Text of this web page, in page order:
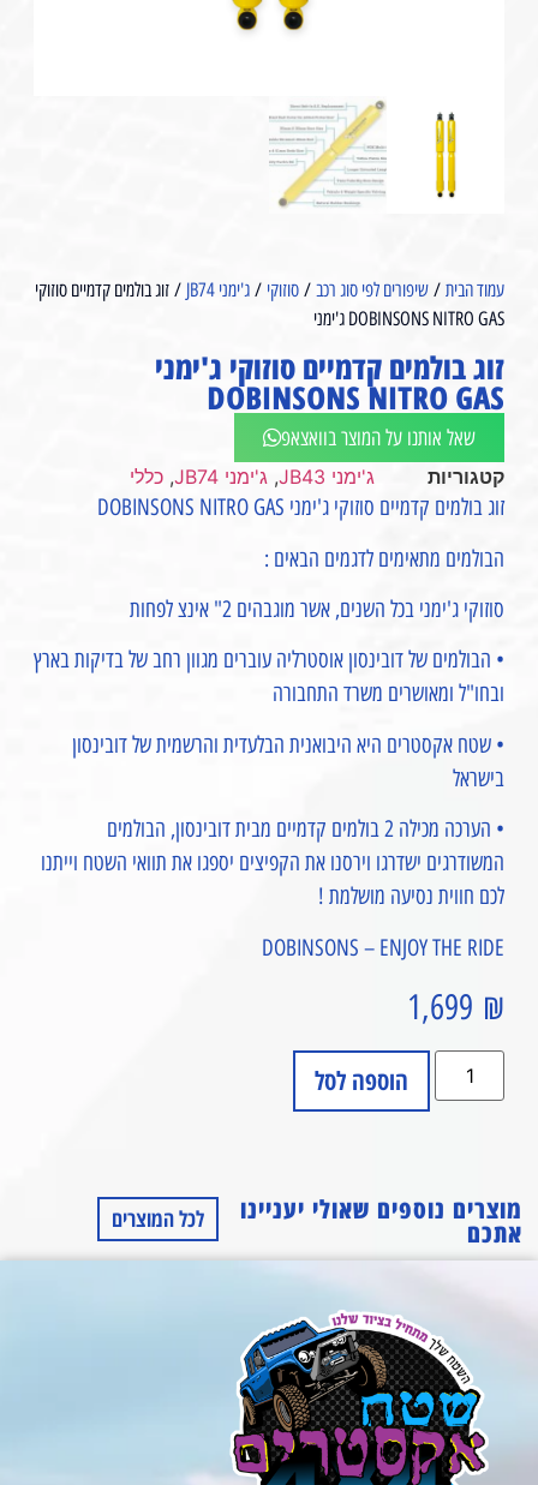
עמוד הבית/ שיפורים לפי סוג רכב/ סוזוקי / ג'ימני JB74
/ ⁦זוג בולמים קדמיים סוזוקי
ג'ימני DOBINSONS NITRO GAS⁩⁩⁩
⁦זוג בולמים קדמיים סוזוקי ג'ימני
DOBINSONS NITRO GAS⁩⁩⁩
שאל אותנו על המוצר בוואצאפ
קטגוריות ג'ימני JB43 , ג'ימני JB74 , כללי
זוג בולמים קדמיים סוזוקי ג'ימני DOBINSONS NITRO GAS⁩⁩⁩
הבולמים מתאימים לדגמים הבאים :
סוזוקי ג'ימני בכל השנים, אשר מוגבהים 2" אינצ לפחות
• הבולמים של דובינסון אוסטרליה עוברים מגוון רחב של בדיקות בארץ
ובחו"ל ומאושרים משרד התחבורה
• שטח אקסטרים היא היבואנית הבלעדית והרשמית של דובינסון
בישראל
• הערכה מכילה 2 בולמים קדמיים מבית דובינסון, הבולמים
המשודרגים ישדרגו וירסנו את הקפיצים יספגו את תוואי השטח וייתנו
לכם חווית נסיעה מושלמת !
DOBINSONS – ENJOY THE RIDE
1,699 ₪
הוספה לסל
מוצרים נוספים שאולי יעניינו
אתכם לכל המוצרים